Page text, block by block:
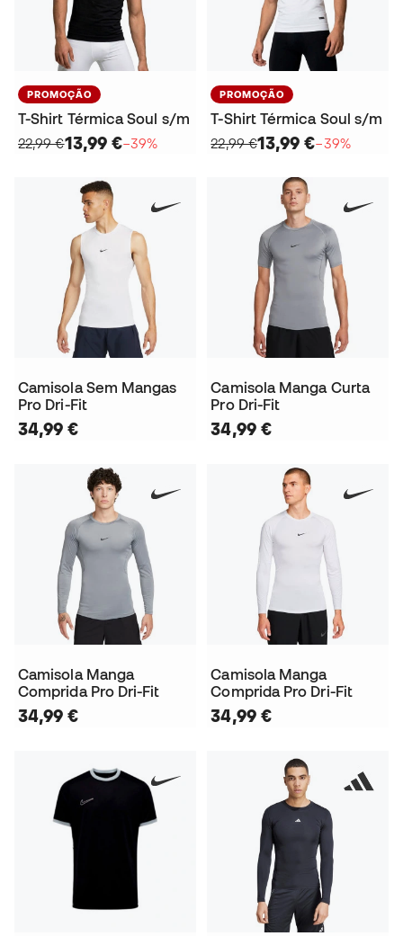
PROMOÇÃO
T-Shirt Térmica Soul s/m
22,99 €13,99 €−39%
PROMOÇÃO
T-Shirt Térmica Soul s/m
22,99 €13,99 €−39%
Camisola Sem Mangas
Pro Dri-Fit
34,99 €
Camisola Manga Curta
Pro Dri-Fit
34,99 €
Camisola Manga
Comprida Pro Dri-Fit
34,99 €
Camisola Manga
Comprida Pro Dri-Fit
34,99 €